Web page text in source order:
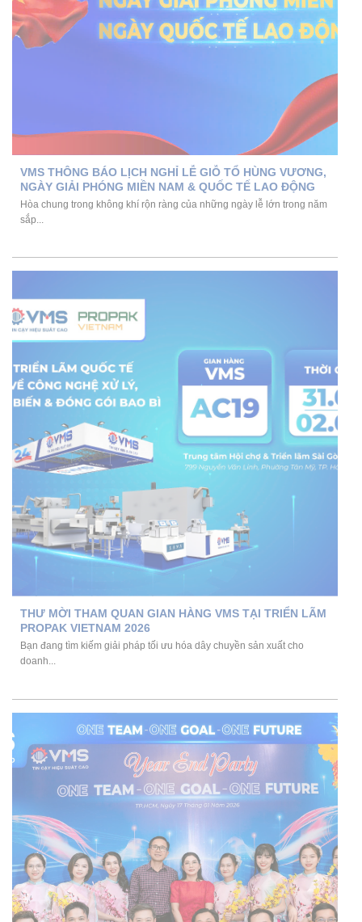
VMS THÔNG BÁO LỊCH NGHỈ LỄ GIỖ TỔ HÙNG VƯƠNG,
NGÀY GIẢI PHÓNG MIỀN NAM & QUỐC TẾ LAO ĐỘNG
Hòa chung trong không khí rộn ràng của những ngày lễ lớn trong năm
sắp...
THƯ MỜI THAM QUAN GIAN HÀNG VMS TẠI TRIỂN LÃM
PROPAK VIETNAM 2026
Bạn đang tìm kiếm giải pháp tối ưu hóa dây chuyền sản xuất cho
doanh...